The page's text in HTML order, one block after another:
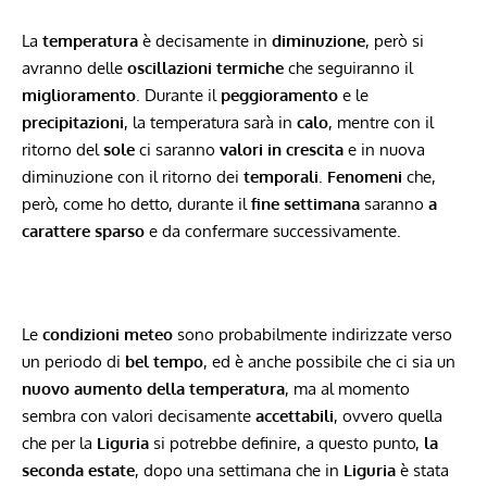
La temperatura è decisamente in diminuzione, però si
avranno delle oscillazioni termiche che seguiranno il
miglioramento. Durante il peggioramento e le
precipitazioni, la temperatura sarà in calo, mentre con il
ritorno delsole ci saranno valori in crescita e in nuova
diminuzione con il ritorno dei temporali. Fenomeni che,
però, come ho detto, durante ilfine settimana saranno a
carattere sparso e da confermare successivamente.
Le condizioni meteo sono probabilmente indirizzate verso
un periodo di bel tempo, ed è anche possibile che ci sia un
nuovo aumento della temperatura, ma al momento
sembra con valori decisamente accettabili, ovvero quella
che per la Liguria si potrebbe definire, a questo punto, la
seconda estate, dopo una settimana che in Liguria è stata